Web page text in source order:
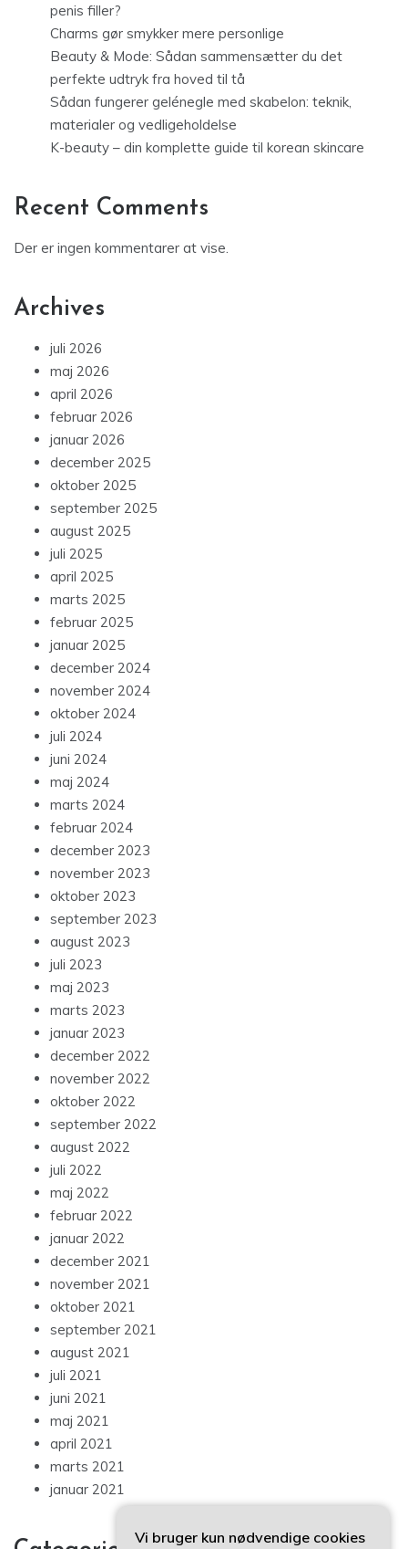
penis filler?
Charms gør smykker mere personlige
Beauty & Mode: Sådan sammensætter du det
perfekte udtryk fra hoved til tå
Sådan fungerer gelénegle med skabelon: teknik,
materialer og vedligeholdelse
K-beauty – din komplette guide til korean skincare
Recent Comments
Der er ingen kommentarer at vise.
Archives
juli 2026
maj 2026
april 2026
februar 2026
januar 2026
december 2025
oktober 2025
september 2025
august 2025
juli 2025
april 2025
marts 2025
februar 2025
januar 2025
december 2024
november 2024
oktober 2024
juli 2024
juni 2024
maj 2024
marts 2024
februar 2024
december 2023
november 2023
oktober 2023
september 2023
august 2023
juli 2023
maj 2023
marts 2023
januar 2023
december 2022
november 2022
oktober 2022
september 2022
august 2022
juli 2022
maj 2022
februar 2022
januar 2022
december 2021
november 2021
oktober 2021
september 2021
august 2021
juli 2021
juni 2021
maj 2021
april 2021
marts 2021
januar 2021
Vi bruger kun nødvendige cookies